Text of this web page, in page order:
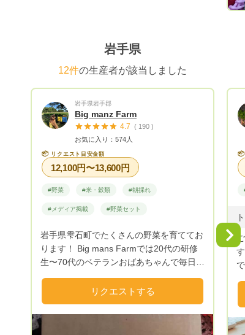
岩手県
12件の生産者が該当しました
岩手県岩手郡
Big manz Farm
4.7 ( 190 )
お気に入り：574人
📦 リクエスト目安金額
12,100円〜13,600円
#野菜 #米・穀類 #朝採れ
#メディア掲載 #野菜セット
岩手県雫石町でたくさんの野菜を育ててお
ります！ Big mans Farmでは20代の研修
生〜70代のベテランおばあちゃんで毎日大
ベツ、白菜、キヌサヤ、ブロッコリー、ナ
ス、ピーマン、トウモロコシ、白いトウモ
ロコシ、トマト、長芋、人参、ごぼう、さ
リクエストする
📦
Next